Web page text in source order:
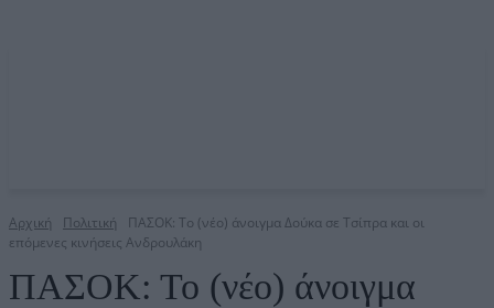
Αρχική Πολιτική
ΠΑΣΟΚ: Το (νέο) άνοιγμα Δούκα σε Τσίπρα και οι
επόμενες κινήσεις Ανδρουλάκη
ΠΑΣΟΚ: Το (νέο) άνοιγμα